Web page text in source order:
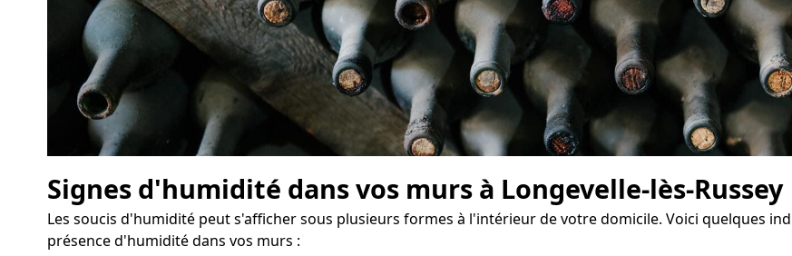
Signes d'humidité dans vos murs à Longevelle-lès-Russey
Les soucis d'humidité peut s'afficher sous plusieurs formes à l'intérieur de votre domicile. Voici quelques
présence d'humidité dans vos murs :